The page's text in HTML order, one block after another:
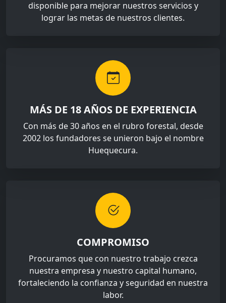
disponible para mejorar nuestros servicios y
lograr las metas de nuestros clientes.
MÁS DE 18 AÑOS DE EXPERIENCIA
Con más de 30 años en el rubro forestal, desde
2002 los fundadores se unieron bajo el nombre
Huequecura.
COMPROMISO
Procuramos que con nuestro trabajo crezca
nuestra empresa y nuestro capital humano,
fortaleciendo la confianza y seguridad en nuestra
labor.